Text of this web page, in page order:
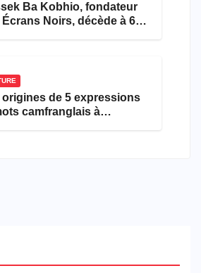
Ba Kobhio, fondateur
Noirs, décède à 69
origines de 5 expressions
camfranglais à